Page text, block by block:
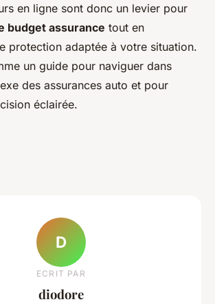
en ligne sont donc un levier pour
budget assurance tout en
protection adaptée à votre situation.
un guide pour naviguer dans
des assurances auto et pour
éclairée.
D
ECRIT PAR
diodore